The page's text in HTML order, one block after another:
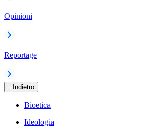
Opinioni
Reportage
Indietro
Bioetica
Ideologia